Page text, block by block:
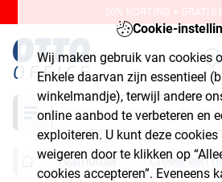
Cookie-
Wij maken gebruik van cookies
Enkele daarvan zijn essentieel
winkelmandje), terwijl andere
online aanbod te verbeteren en
exploiteren. U kunt deze
weigeren door te klikken op
cookies accepteren”. Eveneens
20% KORTING + GRATIS
Zoeken
Teamorder Creëer een